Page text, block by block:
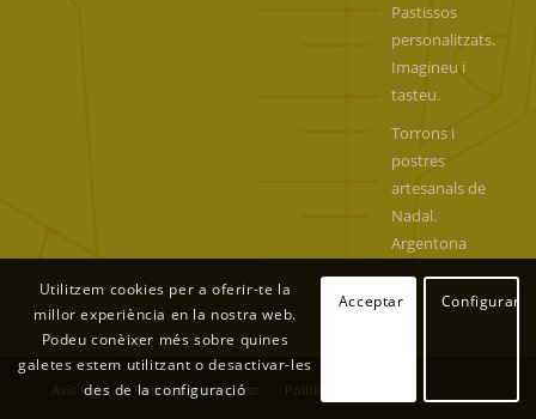
Pastissos
personalitzats.
Imagineu i
tasteu.
Torrons i
postres
artesanals de
Nadal.
Argentona
Avís legal Política de privacitat Política de cookies
Utilitzem cookies per a oferir-te la
millor experiència en la nostra web.
Podeu conèixer més sobre quines
galetes estem utilitzant o desactivar-les
des de la configuració
Acceptar Configurar